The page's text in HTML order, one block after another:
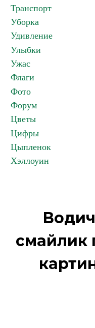
Транспорт
Уборка
Удивление
Улыбки
Ужас
Флаги
Фото
Форум
Цветы
Цифры
Цыпленок
Хэллоуин
смайлик